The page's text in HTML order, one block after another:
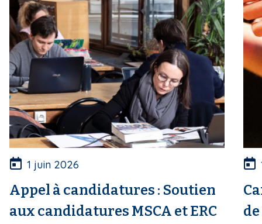
1 juin 2026
Appel à candidatures : Soutien
aux candidatures MSCA et ERC